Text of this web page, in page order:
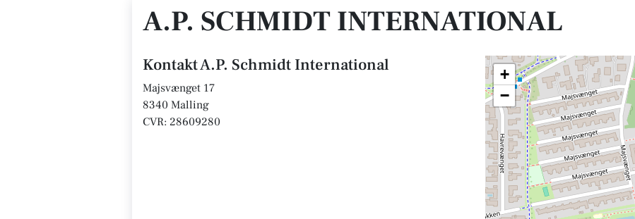
A.P. SCHMIDT INTERNATIONAL
Kontakt A.P. Schmidt International
Majsvænget 17
8340 Malling
CVR: 28609280
+
−